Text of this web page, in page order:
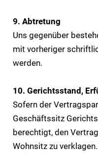
9. Abtretung
Uns gegenüber
mit vorheriger
werden.
10. Gerichtsstand,
Sofern der
Geschäftssitz
berechtigt, den
Wohnsitz zu